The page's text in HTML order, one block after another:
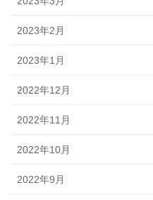
2023年2月
2023年1月
2022年12月
2022年11月
2022年10月
2022年9月